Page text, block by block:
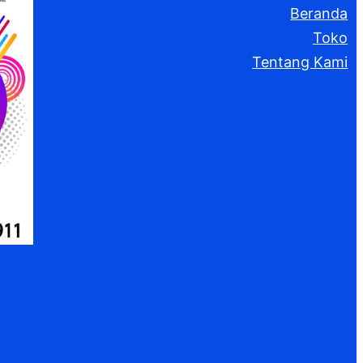
Beranda
Toko
Tentang Kami